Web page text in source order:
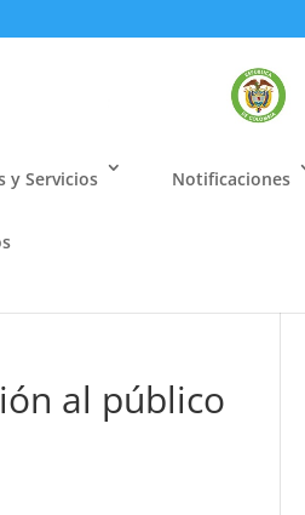
y Servicios Notificaciones
al público